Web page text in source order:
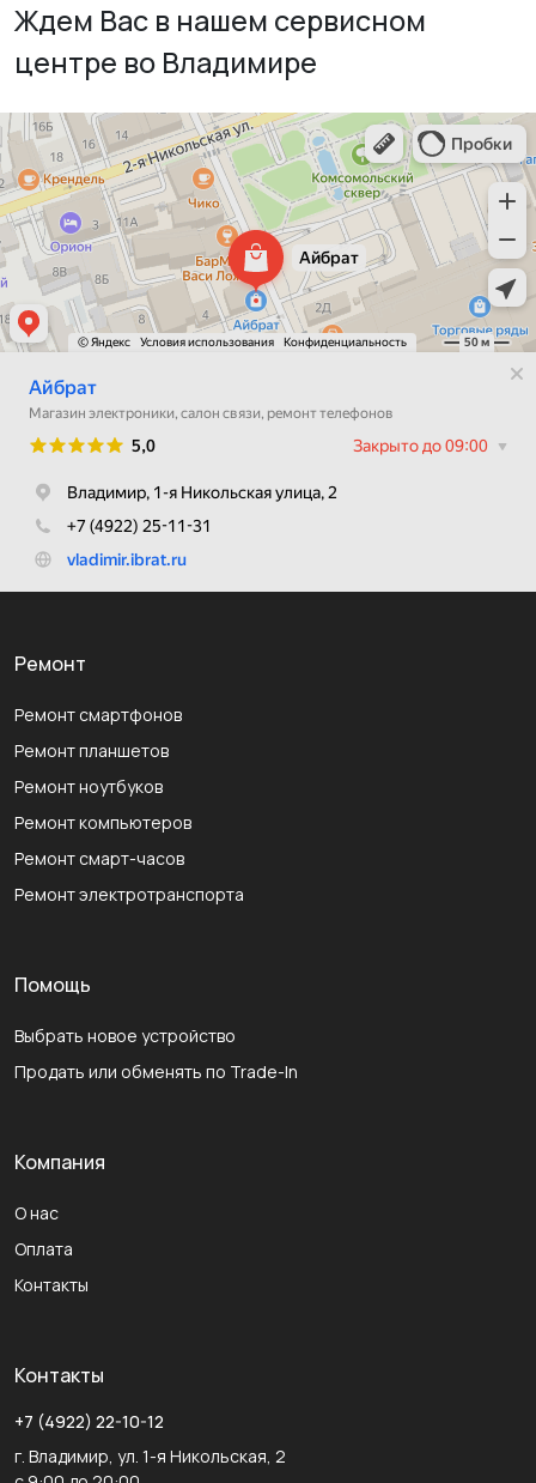
Ждем Вас в нашем сервисном
центре во Владимире
Ремонт
Ремонт смартфонов
Ремонт планшетов
Ремонт ноутбуков
Ремонт компьютеров
Ремонт смарт-часов
Ремонт электротранспорта
Помощь
Выбрать новое устройство
Продать или обменять по Trade-In
Компания
О нас
Оплата
Контакты
Контакты
+7 (4922) 22-10-12
г. Владимир, ул. 1-я Никольская, 2